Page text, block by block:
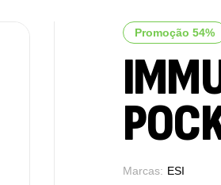
Promoção 54%
Marcas: ESI